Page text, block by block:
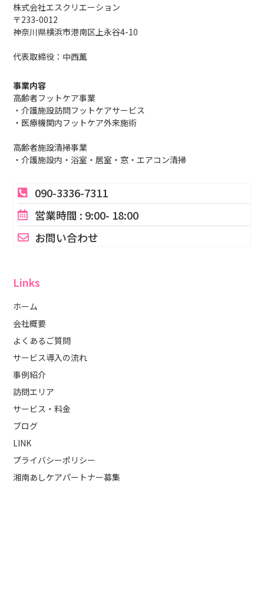
Links
ホーム
会社概要
よくあるご質問
サービス導入の流れ
事例紹介
訪問エリア
サービス・料金
ブログ
LINK
プライバシーポリシー
湘南あしケアパートナー募集
株式会社エスクリエーション
〒233-0012
神奈川県横浜市港南区上永谷4-10
代表取締役：中西薫
事業内容
高齢者フットケア事業
・介護施設訪問フットケアサービス
・医療機関内フットケア外来施術
高齢者施設清掃事業
・介護施設内・浴室・居室・窓・エアコン清掃
090-3336-7311
営業時間 : 9:00- 18:00
お問い合わせ